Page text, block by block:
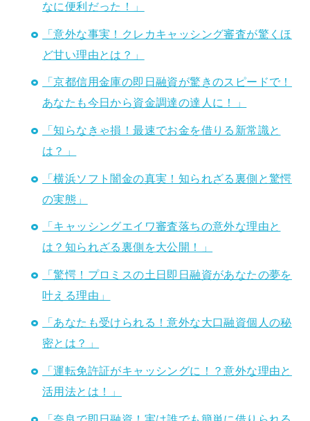
なに便利だった！」
「意外な事実！クレカキャッシング審査が驚くほ
ど甘い理由とは？」
「京都信用金庫の即日融資が驚きのスピードで！
あなたも今日から資金調達の達人に！」
「知らなきゃ損！最速でお金を借りる新常識と
は？」
「横浜ソフト闇金の真実！知られざる裏側と驚愕
の実態」
「キャッシングエイワ審査落ちの意外な理由と
は？知られざる裏側を大公開！」
「驚愕！プロミスの土日即日融資があなたの夢を
叶える理由」
「あなたも受けられる！意外な大口融資個人の秘
密とは？」
「運転免許証がキャッシングに！？意外な理由と
活用法とは！」